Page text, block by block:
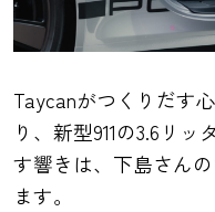
Taycanがつくりだす
り、新型911の3.6リ
す響きは、下島さん
ます。